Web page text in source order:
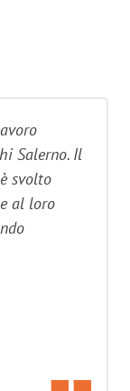
Salerno. Il
svolto
al loro